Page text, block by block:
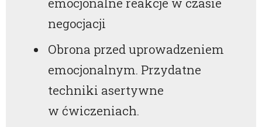
negocjacji
Obrona przed uprowadzeniem
emocjonalnym. Przydatne
techniki asertywne
w ćwiczeniach.